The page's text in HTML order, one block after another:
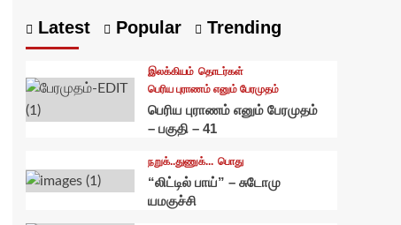
Latest Popular Trending
இலக்கியம் தொடர்கள்
பெரிய புராணம் எனும் பேரமுதம்
பெரிய புராணம் எனும் பேரமுதம்
– பகுதி – 41
நறுக்..துணுக்... பொது
“லிட்டில் பாய்” – சுடோமு
யமகுச்சி